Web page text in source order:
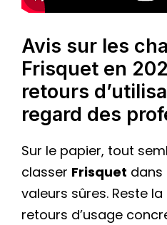
Avis sur les
Frisquet en
retours
regard des
Sur le papier, tout
classer Frisquet dans
valeurs sûres. Reste
retours d’usage